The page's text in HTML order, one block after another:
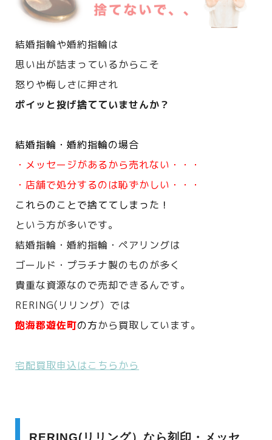
結婚指輪や婚約指輪は
思い出が詰まっているからこそ
怒りや悔しさに押され
ポイッと投げ捨てていませんか？
結婚指輪・婚約指輪の場合
・メッセージがあるから売れない・・・
・店舗で処分するのは恥ずかしい・・・
これらのことで捨ててしまった！
という方が多いです。
結婚指輪・婚約指輪・ペアリングは
ゴールド・プラチナ製のものが多く
貴重な資源なので売却できるんです。
RERING(リリング）では
飽海郡遊佐町の方から買取しています。
宅配買取申込はこちらから
RERING(リリング）なら刻印・メッセ